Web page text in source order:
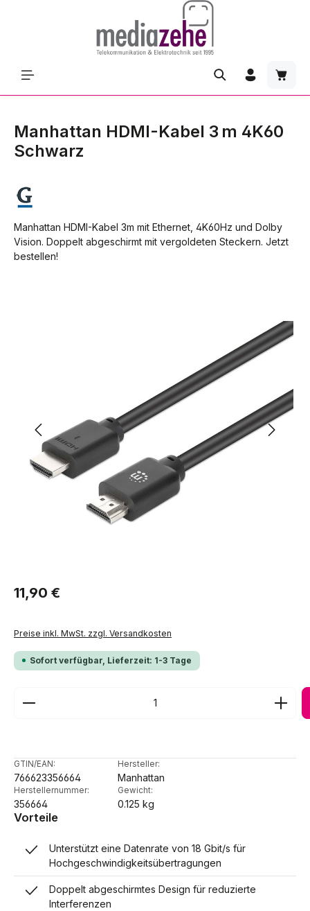
Manhattan HDMI-Kabel 3 m 4K60
Schwarz
Manhattan HDMI-Kabel 3m mit Ethernet, 4K60Hz und Dolby
Vision. Doppelt abgeschirmt mit vergoldeten Steckern. Jetzt
bestellen!
Regulärer Preis:
11,90 €
Preise inkl. MwSt. zzgl. Versandkosten
Sofort verfügbar, Lieferzeit: 1-3 Tage
Produkt Anzahl: Gib den gewünschten Wert ein
GTIN/EAN:
766623356664
Hersteller:
Manhattan
Herstellernummer:
356664
Gewicht:
0.125 kg
Vorteile
Unterstützt eine Datenrate von 18 Gbit/s für
Hochgeschwindigkeitsübertragungen
Doppelt abgeschirmtes Design für reduzierte
Interferenzen